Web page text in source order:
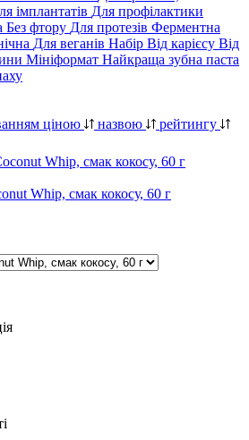
імплантатів Для профілактики
Без фтору Для протезів Ферментна
Для веганів Набір Від карієсу Від
Мініформат Найкраща зубна паста
ціною назвою
рейтингу
Whip, смак кокосу, 60 г